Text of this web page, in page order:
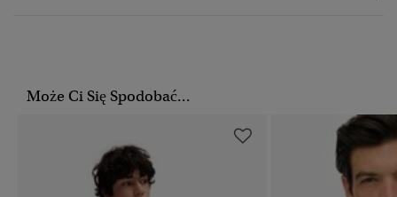
Może Ci Się Spodobać...